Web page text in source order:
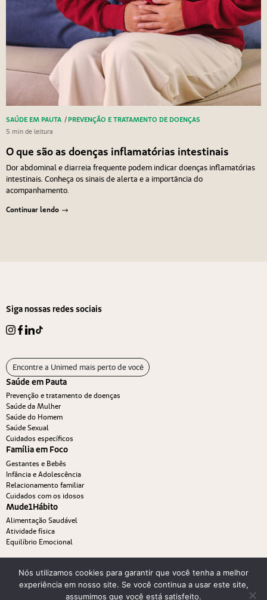
SAÚDE EM PAUTA / PREVENÇÃO E TRATAMENTO DE DOENÇAS
5 min de leitura
O que são as doenças inflamatórias intestinais
Dor abdominal e diarreia frequente podem indicar doenças inflamatórias
intestinais. Conheça os sinais de alerta e a importância do
acompanhamento.
Continuar lendo
Siga nossas redes sociais
Encontre a Unimed mais perto de você
Saúde em Pauta
Prevenção e tratamento de doenças
Saúde da Mulher
Saúde do Homem
Saúde Sexual
Cuidados específicos
Família em Foco
Gestantes e Bebês
Infância e Adolescência
Relacionamento familiar
Cuidados com os idosos
Mude1Hábito
Alimentação Saudável
Atividade física
Equilíbrio Emocional
Nós utilizamos cookies para garantir que você tenha a melhor
experiência em nosso site. Se você continua a usar este site,
assumimos que você está satisfeito.